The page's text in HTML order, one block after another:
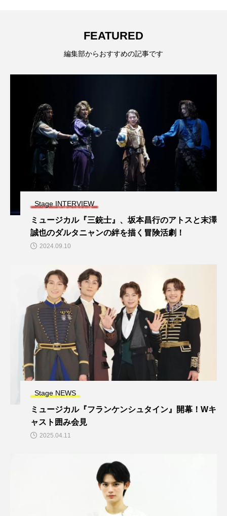
FEATURED
編集部からおすすめの記事です
Stage INTERVIEW
ミュージカル『三銃士』、坂本昌行のアトスと末澤
誠也のダルタニャンの絆を描く冒険活劇！
2024.09.10
Stage NEWS
ミュージカル『フランケンシュタイン』開幕！Wキ
ャスト囲み会見
2025.04.11